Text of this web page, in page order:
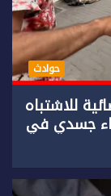
حوادث
للاشتباه
جسدي في